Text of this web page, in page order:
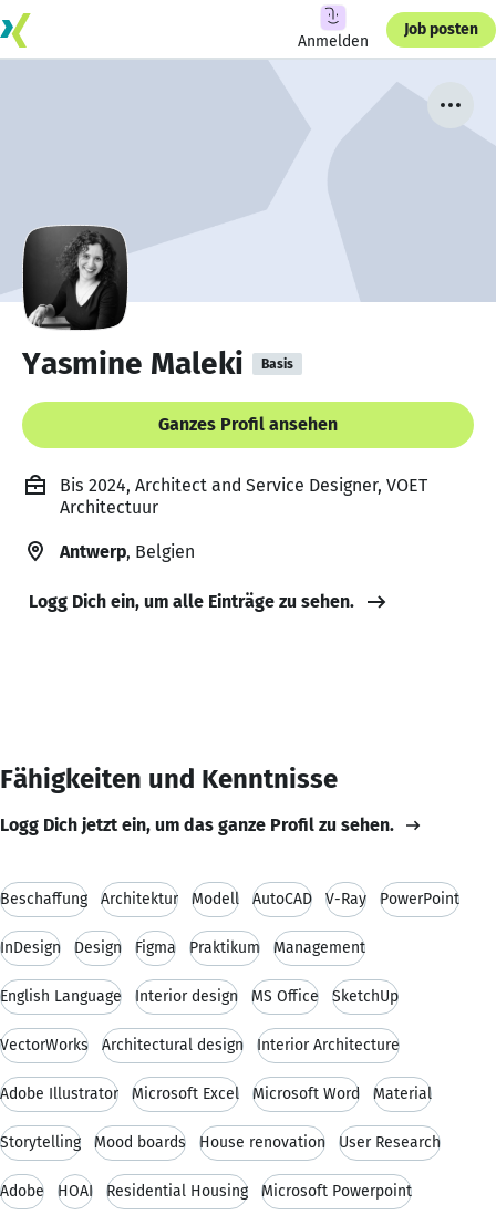
Anmelden
Job posten
Yasmine Maleki Basis
Ganzes Profil ansehen
Bis 2024, Architect and Service Designer, VOET
Architectuur
Antwerp, Belgien
Logg Dich ein, um alle Einträge zu sehen.
Fähigkeiten und Kenntnisse
Logg Dich jetzt ein, um das ganze Profil zu sehen.
Beschaffung Architektur Modell AutoCAD V-Ray PowerPoint
InDesign Design Figma Praktikum Management
English Language Interior design MS Office SketchUp
VectorWorks Architectural design Interior Architecture
Adobe Illustrator Microsoft Excel Microsoft Word Material
Storytelling Mood boards House renovation User Research
Adobe HOAI Residential Housing Microsoft Powerpoint